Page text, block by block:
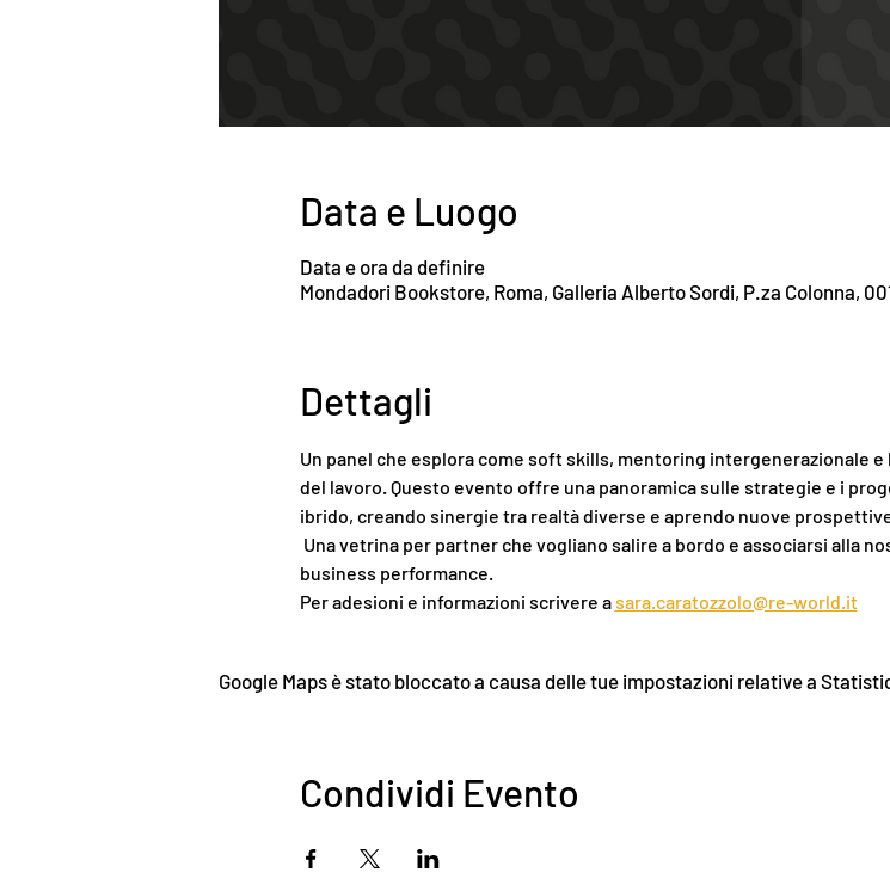
Data e Luogo
Data e ora da definire
Mondadori Bookstore, Roma, Galleria Alberto Sordi, P.za Colonna,
Dettagli
Un panel che esplora come soft skills, mentoring intergenerazionale
del lavoro. Questo evento offre una panoramica sulle strategie e i
ibrido, creando sinergie tra realtà diverse e aprendo nuove
business performance.
Per adesioni e informazioni scrivere a sara.caratozzolo@re-world.it
Google Maps è stato bloccato a causa delle tue impostazioni relative a
Condividi Evento